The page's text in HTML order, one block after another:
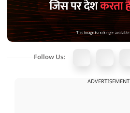
Follow Us:
ADVERTISEMENT